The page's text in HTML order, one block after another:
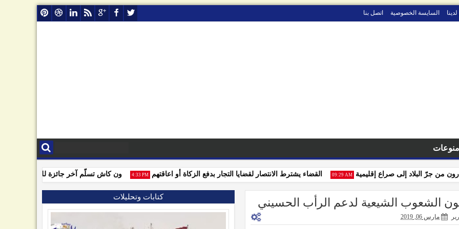
السايسة الخصوصية اتصل بنا
منوعات
ون كاش تسلّم آخر جائزة للفائزين بمسابقة 09:29 AM جرّ البلاد إلى صراع إقليمية 4:33 PM القضاء يشترط الانتصار لقضايا التجار بدفع الزكاة أو اعاقتهم
الشعوب الشيعية لدعم الرأب الحسيني
مارس 06, 2019
كتابات وتحليلات